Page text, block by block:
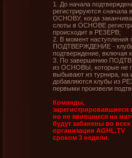
1.
До начала
регистрируются сначала
ОСНОВУ, когда
слоты в ОСНОВЕ
происходит в РЕЗЕРВ;
2. В момент наступления
ПОДТВЕРЖДЕНИЕ - клубы
подтверждение, включая
3. По завершению
из ОСНОВЫ, которые не
выбывают из турнира, на
добавляются клубы из
первыми произвели
Команды,
зарегистрировавшиеся
но не явившиеся на
будут забанены во
организации AGHL.TV
сроком 3 недели.